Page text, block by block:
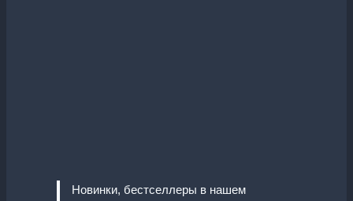
Новинки, бестселлеры в нашем